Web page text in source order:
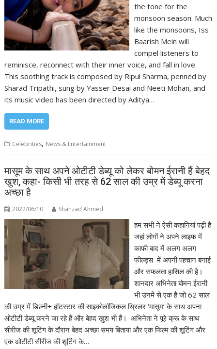
the tone for the
monsoon season. Much
like the monsoons, Iss
Baarish Mein will
compel listeners to
reminisce, reconnect with their inner voice, and fall in love.
This soothing track is composed by Ripul Sharma, penned by
Sharad Tripathi, sung by Yasser Desai and Neeti Mohan, and
its music video has been directed by Aditya…
READ MORE
Celebrities, News & Entertainment
मासूम के साथ अपने ओटीटी डेब्यू को लेकर बोमन ईरानी हैं बेहद
खुश, कहा- किसी भी तरह से 62 साल की उम्र में डेब्यू करना
अच्छा है
2022/06/10 Shahzad Ahmed
हम सभी ने ऐसी कहानियां पढ़ी है
जहां लोगों ने अपने लाइफ में
काफी बाद में अलग अलग
फील्ड्स में अपनी पहचान बनाई
और सफलता हासिल की है।
शानदार अभिनेता बोमन ईरानी
भी उनमें से एक है जो 62 साल
की उम्र में डिज़्नी+ हॉटस्टार की साइकोलॉजिकल थ्रिलर ‘मासूम’ के साथ अपना
ओटीटी डेब्यू करने जा रहे हैं और बेहद खुश भी हैं। अभिनेता ने पूरे क्रू के साथ
सीरीज की शूटिंग के दौरान बेहद अच्छा समय बिताया और एक फिल्म की शूटिंग और
एक ओटीटी सीरीज की शूटिंग के…